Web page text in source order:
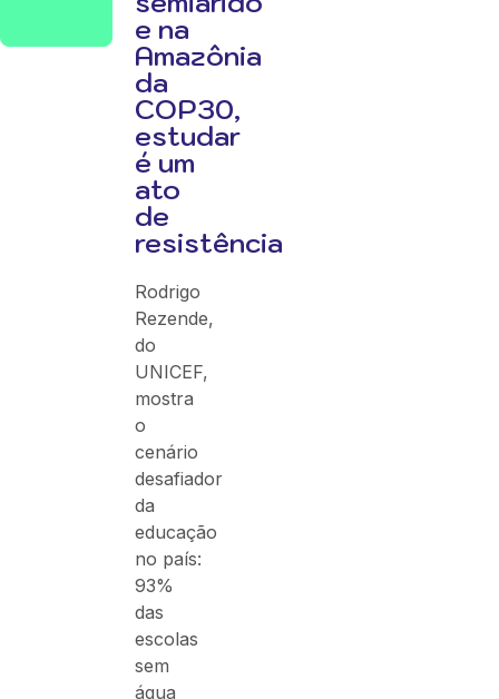
e na
Amazônia
da
COP30,
estudar
é um
ato
de
resistência
Rodrigo
Rezende,
do
UNICEF,
mostra
o
cenário
desafiador
da
educação
no país:
93%
das
escolas
sem
água